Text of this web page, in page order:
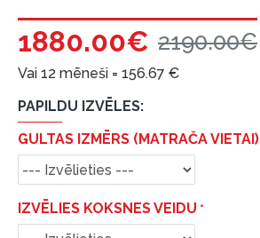
1880.00€ 2190.00€
Vai 12 mēneši = 156.67 €
PAPILDU IZVĒLES:
GULTAS IZMĒRS (MATRAČA VIETAI)
IZVĒLIES KOKSNES VEIDU